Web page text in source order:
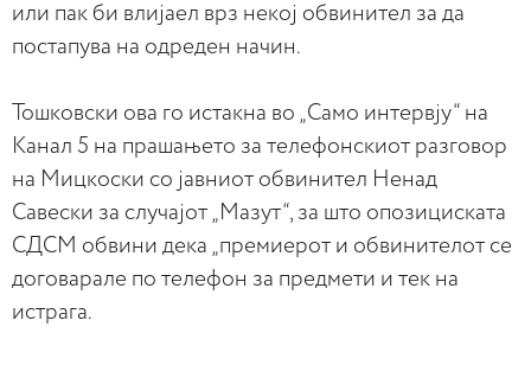
или пак би влијаел врз некој обвинител за да
постапува на одреден начин.
Тошковски ова го истакна во „Само интервју“ на
Канал 5 на прашањето за телефонскиот разговор
на Мицкоски со јавниот обвинител Ненад
Савески за случајот „Мазут“, за што опозициската
СДСМ обвини дека „премиерот и обвинителот се
договарале по телефон за предмети и тек на
истрага.